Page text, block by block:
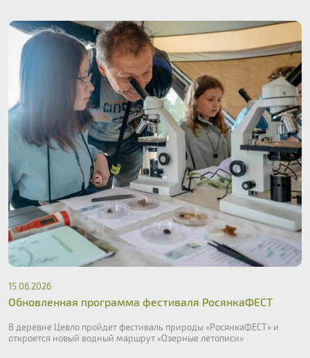
15.06.2026
Обновленная программа фестиваля РосянкаФЕСТ
В деревне Цевло пройдет фестиваль природы «РосянкаФЕСТ» и
откроется новый водный маршрут «Озерные летописи»